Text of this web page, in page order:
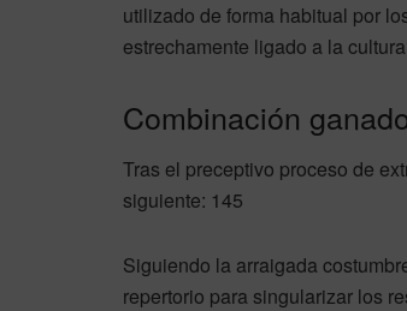
utilizado de forma habitual por
estrechamente ligado a la
Combinación
Tras el preceptivo proceso de
siguiente: 145
Siguiendo la arraigada
repertorio para singularizar los